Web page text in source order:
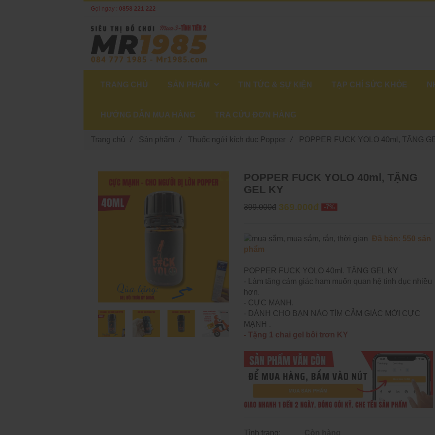
POPPER FUCK YOLO 40ml, TẶNG
GEL KY
399.000đ 369.000đ -7%
Đã bán: 550 sản
phẩm
POPPER FUCK YOLO 40ml, TẶNG GEL KY
- Làm tăng cảm giác ham muốn quan hệ tình dục nhiều
hơn.
- CỰC MẠNH.
- DÀNH CHO BẠN NÀO TÌM CẢM GIÁC MỚI CỰC
MẠNH .
- Tặng 1 chai gel bôi trơn KY
Tình trạng:
Trang chủ / Sản phẩm / Thuốc ngửi kích dục Popper / POPPER FUCK YOLO 40ml, TẶNG
Gọi ngay : 0858 221 222
TRANG CHỦ SẢN PHẨM TIN TỨC & SỰ KIỆN TẠP CHÍ SỨC KHỎE
HƯỚNG DẪN MUA HÀNG TRA CỨU ĐƠN HÀNG